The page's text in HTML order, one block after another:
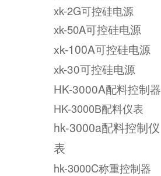
xk-2G可控硅电源
xk-50A可控硅电源
xk-100A可控硅电源
xk-30可控硅电源
HK-3000A配料控制器
HK-3000B配料仪表
hk-3000a配料控制仪
表
hk-3000C称重控制器